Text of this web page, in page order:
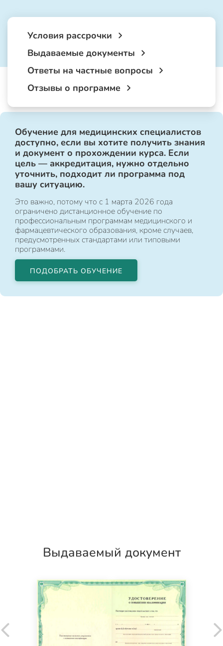
Условия рассрочки
Выдаваемые документы
Ответы на частные вопросы
Отзывы о программе
Обучение для медицинских специалистов
доступно, если вы хотите получить знания
и документ о прохождении курса. Если
цель — аккредитация, нужно отдельно
уточнить, подходит ли программа под
вашу ситуацию.
Это важно, потому что с 1 марта 2026 года
ограничено дистанционное обучение по
профессиональным программам медицинского и
фармацевтического образования, кроме случаев,
предусмотренных стандартами или типовыми
программами.
ПОДОБРАТЬ ОБУЧЕНИЕ
Выдаваемый документ